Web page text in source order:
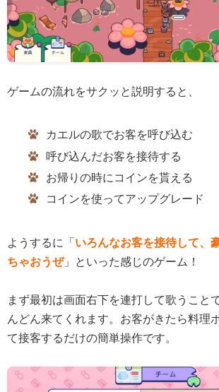
ゲームの流れをサクッと説明すると、
カエルの歌でお客を呼び込む
呼び込んだお客を接待する
お帰りの時にコインを貰える
コインを使ってアップグレード
ようするに「 いろんなお客を接待して、
ちゃおうぜ」といった感じのゲーム！
まず最初は画面右下を連打して歌うこと
んどん来てくれます。お客がきたら料理
て接客するだけの簡単操作です。